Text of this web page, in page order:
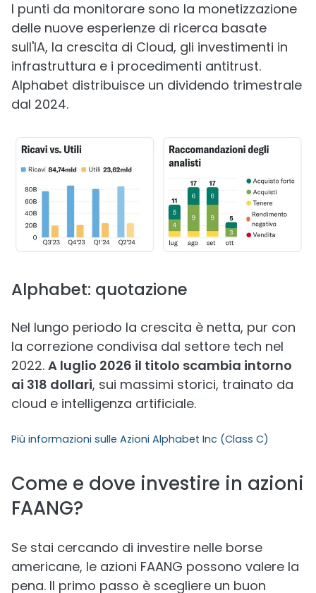
I punti da monitorare sono la monetizzazione
delle nuove esperienze di ricerca basate
sull'IA, la crescita di Cloud, gli investimenti in
infrastruttura e i procedimenti antitrust.
Alphabet distribuisce un dividendo trimestrale
dal 2024.
Alphabet: quotazione
Nel lungo periodo la crescita è netta, pur con
la correzione condivisa dal settore tech nel
2022. A luglio 2026 il titolo scambia intorno
ai 318 dollari, sui massimi storici, trainato da
cloud e intelligenza artificiale.
Più informazioni sulle Azioni Alphabet Inc (Class C)
Come e dove investire in azioni
FAANG?
Se stai cercando di investire nelle borse
americane, le azioni FAANG possono valere la
pena. Il primo passo è scegliere un buon